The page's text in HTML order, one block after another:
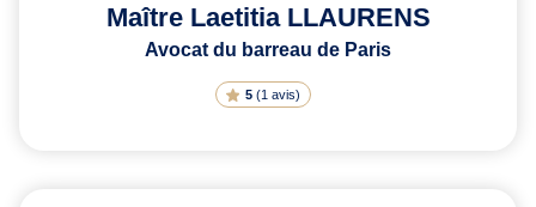
Maître Laetitia LLAURENS
Avocat du barreau de Paris
5(1 avis)